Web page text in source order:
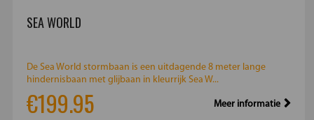
SEA WORLD
De Sea World stormbaan is een uitdagende 8 meter lange
hindernisbaan met glijbaan in kleurrijk Sea W...
€199.95 Meer informatie